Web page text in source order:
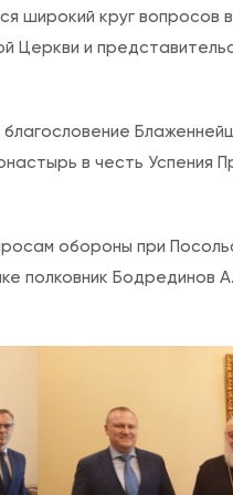
а
ж
н
е
ш
й
П
а
широкий круг вопросов
Церкви и
в честь Успения
обороны при
полковник Бодрединов